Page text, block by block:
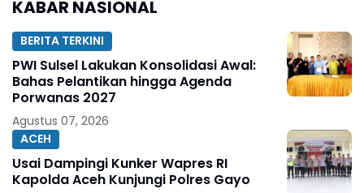
KABAR NASIONAL
BERITA TERKINI
PWI Sulsel Lakukan Konsolidasi Awal:
Bahas Pelantikan hingga Agenda
Porwanas 2027
Agustus 07, 2026
ACEH
Usai Dampingi Kunker Wapres RI
Kapolda Aceh Kunjungi Polres Gayo